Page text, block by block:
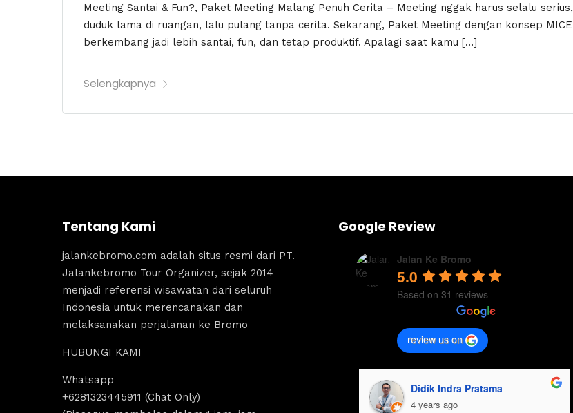
Meeting Santai & Fun?, Paket Meeting Malang Penuh Cerita – Meeting nggak harus selalu serius,
duduk lama di ruangan, lalu pulang tanpa cerita. Sekarang, Paket Meeting dengan konsep MICE
berkembang jadi lebih santai, fun, dan tetap produktif. Apalagi saat kamu […]
Selengkapnya
Tentang Kami
jalankebromo.com adalah situs resmi dari PT.
Jalankebromo Tour Organizer, sejak 2014
menjadi referensi wisawatan dari seluruh
Indonesia untuk merencanakan dan
melaksanakan perjalanan ke Bromo
HUBUNGI KAMI
Whatsapp
+6281323445911 (Chat Only)
Google Review
Jalan Ke Bromo
5.0
Based on 31 reviews
review us on
4 years ago
Didik Indra Pratama
4 years ago